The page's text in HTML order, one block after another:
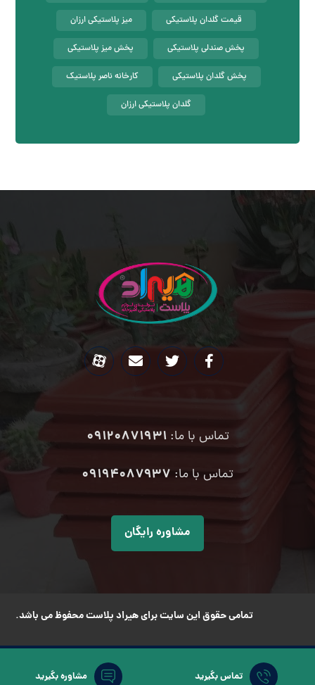
قیمت گلدان پلاستیکی میز پلاستیکی ارزان
پخش صندلی پلاستیکی پخش میز پلاستیکی
پخش گلدان پلاستیکی کارخانه ناصر پلاستیک
گلدان پلاستیکی ارزان
تماس با ما:09120871931
تماس با ما: ۰۹۱۹۴۰۸۷۹۳۷
مشاوره رایگان
تمامی حقوق این سایت برای هیراد پلاست محفوظ می باشد.
تماس بگیرید مشاوره بگیرید